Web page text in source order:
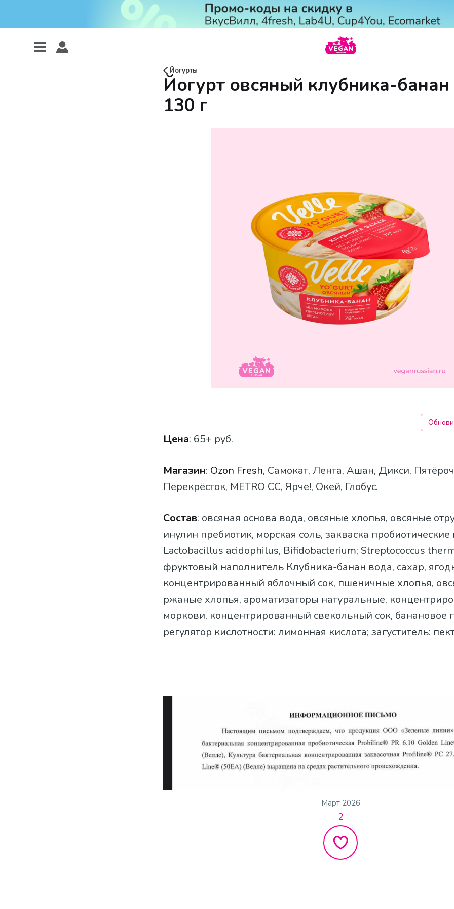
Йогурты
Йогурт овсяный клубника-
130 г
Цена: 65+ руб.
Магазин: Ozon Fresh, Самокат, Лента, Ашан, Дикси,
Перекрёсток, METRO CC, Ярче!, Окей, Глобус.
Состав: овсяная основа вода, овсяные хлопья, овсяные
инулин пребиотик, морская соль, закваска пробиотические
Lactobacillus acidophilus, Bifidobacterium; Streptococcus
фруктовый наполнитель Клубника-банан вода, сахар,
концентрированный яблочный сок, пшеничные хлопья,
ржаные хлопья, ароматизаторы натуральные,
моркови, концентрированный свекольный сок, банановое
регулятор кислотности: лимонная кислота; загуститель:
Март 2026
2